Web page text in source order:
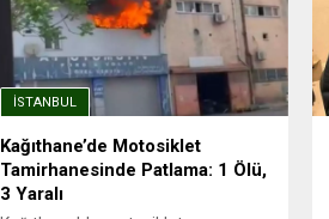
İSTANBUL
Kağıthane’de Motosiklet
Tamirhanesinde Patlama: 1 Ölü,
3 Yaralı